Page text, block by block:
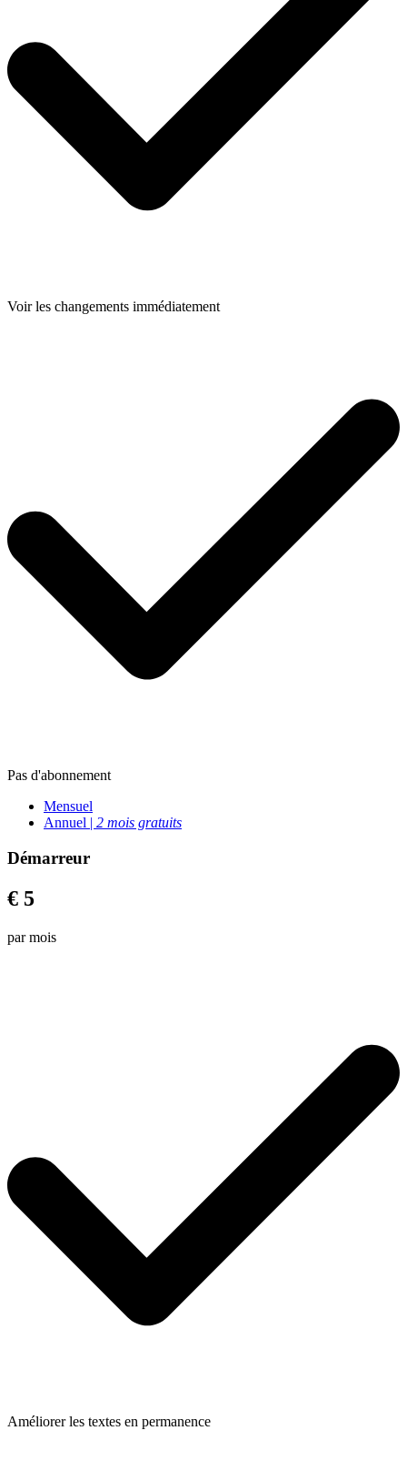
Voir les changements immédiatement
Pas d'abonnement
Mensuel
Annuel | 2 mois gratuits
Démarreur
€ 5
par mois
Améliorer les textes en permanence